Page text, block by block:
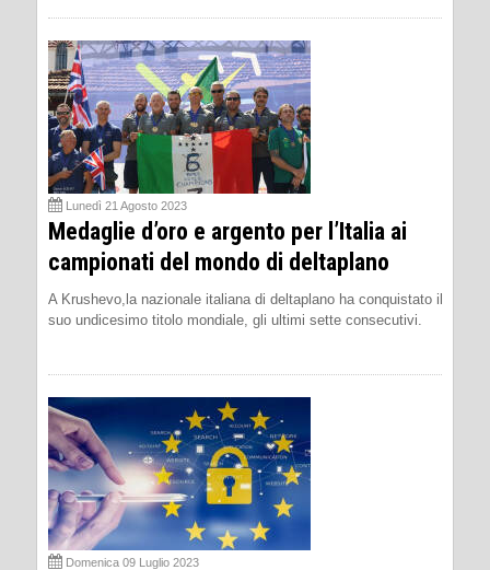
Lunedì 21 Agosto 2023
Medaglie d’oro e argento per l’Italia ai
campionati del mondo di deltaplano
A Krushevo,la nazionale italiana di deltaplano ha conquistato il
suo undicesimo titolo mondiale, gli ultimi sette consecutivi.
Domenica 09 Luglio 2023